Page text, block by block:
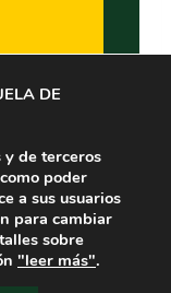
DE
de terceros
poder
a sus usuarios
para cambiar
sobre
"leer más".